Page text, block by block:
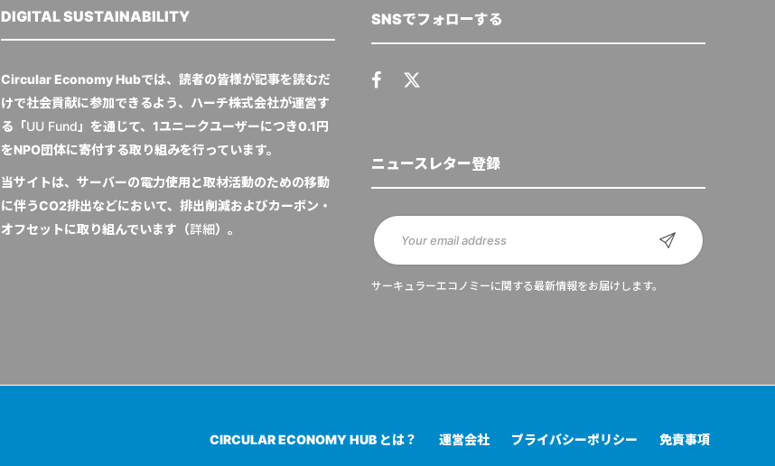
DIGITAL SUSTAINABILITY
Circular Economy Hubでは、読者の皆様が記事を読むだ
けで社会貢献に参加できるよう、ハーチ株式会社が運営す
る「UU Fund」を通じて、1ユニークユーザーにつき0.1円
をNPO団体に寄付する取り組みを行っています。
当サイトは、サーバーの電力使用と取材活動のための移動
に伴うCO2排出などにおいて、排出削減およびカーボン・
オフセットに取り組んでいます（詳細）。
SNSでフォローする
ニュースレター登録
サーキュラーエコノミーに関する最新情報をお届けします。
CIRCULAR ECONOMY HUB とは？ 運営会社 プライバシーポリシー 免責事項